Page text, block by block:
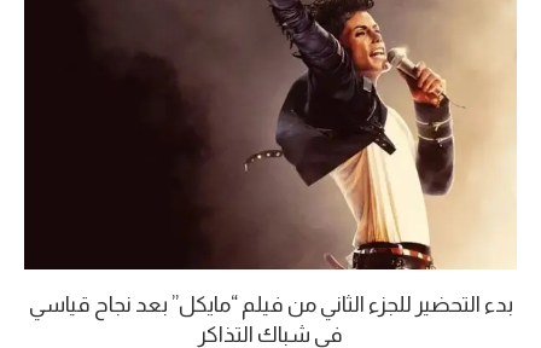
بدء التحضير للجزء الثاني من فيلم “مايكل” بعد نجاح قياسي
في شباك التذاكر